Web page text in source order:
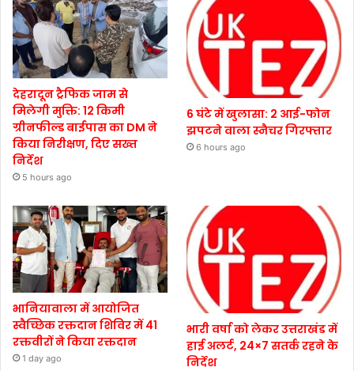
देहरादून ट्रैफिक जाम से
मिलेगी मुक्ति: 12 किमी
ग्रीनफील्ड बाईपास का DM ने
किया निरीक्षण, दिए सख्त
निर्देश
5 hours ago
6 घंटे में खुलासा: 2 आई-फोन
झपटने वाला स्नैचर गिरफ्तार
6 hours ago
भानियावाला में आयोजित
स्वैच्छिक रक्तदान शिविर में 41
रक्तवीरों ने किया रक्तदान
1 day ago
भारी वर्षा को लेकर उत्तराखंड में
हाई अलर्ट, 24×7 सतर्क रहने के
निर्देश